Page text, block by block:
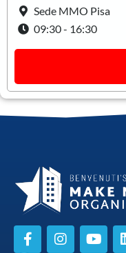
Sede MMO Pisa
09:30 - 16:30